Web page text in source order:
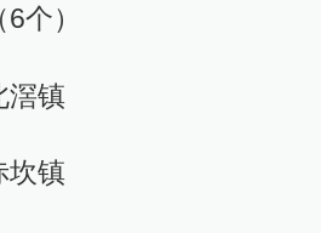
个）
滘镇
坎镇